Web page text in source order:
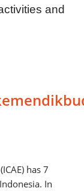
and
has 7
In